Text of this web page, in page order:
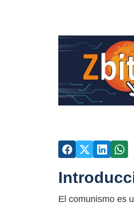
El comunismo es